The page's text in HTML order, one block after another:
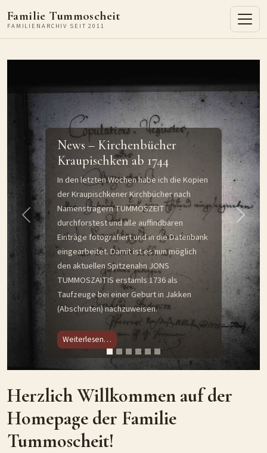
Familie Tummoscheit
FAMILIENARCHIV SEIT 2011
News – Kirchenbücher
Kraupischken ab 1744
In den letzten Wochen habe ich die Kopien
der Kraupischkener Kirchbücher nach
Namensträgern TUMMOSZEIT
durchforstest und alle auffindbaren
Einträge fotografiert und in die Datenbank
eingearbeitet. Damit ist es nun möglich
den aktuellen Spitzenahn JONS
TUMMOSZAITIS erstamls 1736 als
Taufzeuge bei einer Geburt in Jakken
(Abschruten) nachzuweisen.
Weiterlesen…
Previous Next
Herzlich Willkommen auf der
Homepage der Familie
Tummoscheit!